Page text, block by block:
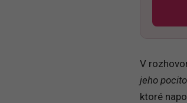
V
jeho
ktoré